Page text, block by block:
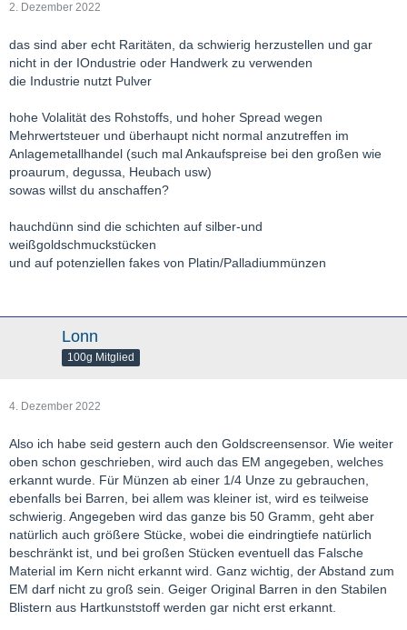
2. Dezember 2022
das sind aber echt Raritäten, da schwierig herzustellen und gar
nicht in der IOndustrie oder Handwerk zu verwenden
die Industrie nutzt Pulver
hohe Volalität des Rohstoffs, und hoher Spread wegen
Mehrwertsteuer und überhaupt nicht normal anzutreffen im
Anlagemetallhandel (such mal Ankaufspreise bei den großen wie
proaurum, degussa, Heubach usw)
sowas willst du anschaffen?
hauchdünn sind die schichten auf silber-und
weißgoldschmuckstücken
und auf potenziellen fakes von Platin/Palladiummünzen
Lonn
100g Mitglied
4. Dezember 2022
Also ich habe seid gestern auch den Goldscreensensor. Wie weiter
oben schon geschrieben, wird auch das EM angegeben, welches
erkannt wurde. Für Münzen ab einer 1/4 Unze zu gebrauchen,
ebenfalls bei Barren, bei allem was kleiner ist, wird es teilweise
schwierig. Angegeben wird das ganze bis 50 Gramm, geht aber
natürlich auch größere Stücke, wobei die eindringtiefe natürlich
beschränkt ist, und bei großen Stücken eventuell das Falsche
Material im Kern nicht erkannt wird. Ganz wichtig, der Abstand zum
EM darf nicht zu groß sein. Geiger Original Barren in den Stabilen
Blistern aus Hartkunststoff werden gar nicht erst erkannt.